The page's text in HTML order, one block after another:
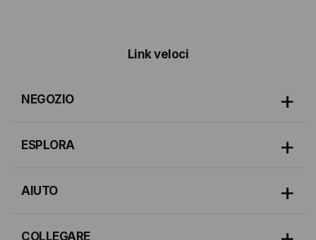
Link veloci
NEGOZIO
ESPLORA
AIUTO
COLLEGARE